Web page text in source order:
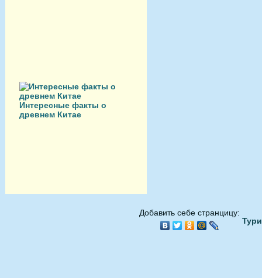
Интересные факты о
древнем Китае
Добавить себе странцицу: